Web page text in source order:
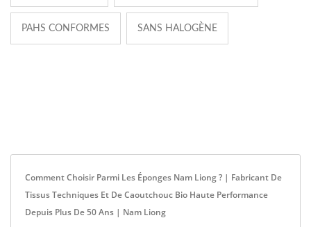
PAHS CONFORMES SANS HALOGÈNE
Comment Choisir Parmi Les Éponges Nam Liong ? | Fabricant De
Tissus Techniques Et De Caoutchouc Bio Haute Performance
Depuis Plus De 50 Ans | Nam Liong